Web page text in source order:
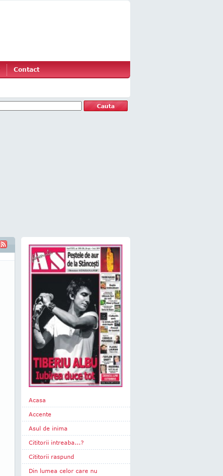
Contact
Acasa
Accente
Asul de inima
Cititorii intreaba...?
Cititorii raspund
Din lumea celor care nu